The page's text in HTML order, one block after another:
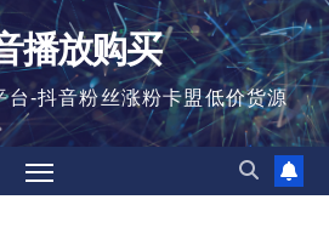
播放购买
台-抖音粉丝涨粉卡盟低价货源